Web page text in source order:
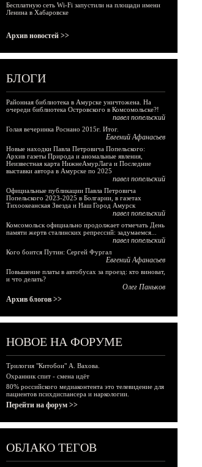
Бесплатную сеть Wi-Fi запустили на площади имени
Ленина в Хабаровске
Архив новостей >>
БЛОГИ
Районная библиотека в Амурске уничтожена. На
очереди библиотека Островского в Комсомольске?!
павел попельский
Голая вечеринка Роснано 2015г. Итог.
Евгений Афанасьев
Новые находки Павла Петровича Попельского:
Архив газеты Природа и аномальные явления,
Неизвестная карта НижнеАмурЛага и Последние
выставки автора в Амурске по 2025
павел попельский
Официальные публикации Павла Петровича
Попельского 2023-2025 в Болгарии, в газетах
Тихоокеанская Звезда и Наш Город Амурск
павел попельский
Комсомольск официально продолжает отмечать День
памяти жертв сталинских репрессий: задумаемся...
павел попельский
Кого боится Путин: Сергей Фургал
Евгений Афанасьев
Повышение платы в автобусах за проезд: кто виноват,
и что делать?
Олег Паньков
Архив блогов >>
НОВОЕ НА ФОРУМЕ
Трилогия "Китобои" А. Вахова.
Охранник спит - смена идёт
80% российского медиаконтента это телевидение для
пациентов психдиспансера и наркологии.
Перейти на форум >>
ОБЛАКО ТЕГОВ